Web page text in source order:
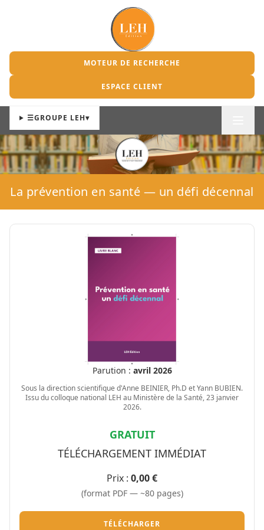
MOTEUR DE RECHERCHE
ESPACE CLIENT
☰GROUPE LEH▾
La prévention en santé — un défi décennal
Parution : avril 2026
Sous la direction scientifique d'Anne BEINIER, Ph.D et Yann BUBIEN.
Issu du colloque national LEH au Ministère de la Santé, 23 janvier
2026.
GRATUIT
TÉLÉCHARGEMENT IMMÉDIAT
Prix : 0,00 €
(format PDF — ~80 pages)
TÉLÉCHARGER